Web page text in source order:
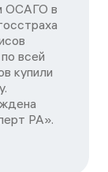
ОСАГО в
всей
купили
РА».